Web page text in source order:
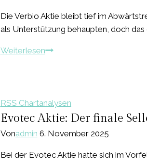
Die Verbio Aktie bleibt tief im
als Unterstützung behaupten, doch
WeiterlesenVerbio
Unterstützung
wackelt
RSS Chartanalysen
Evotec Aktie: Der finale
Vonadmin 6. November 2025
Bei der Evotec Aktie hatte sich im